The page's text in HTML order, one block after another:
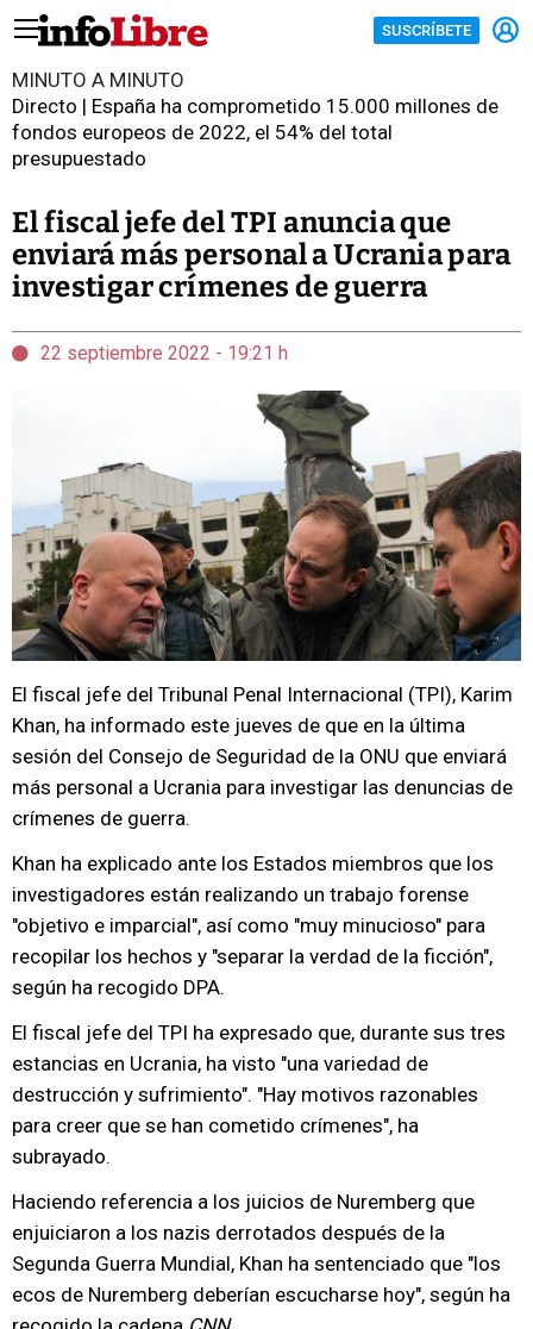
SUSCRÍBETE
MINUTO A MINUTO
Directo | España ha comprometido 15.000 millones de
fondos europeos de 2022, el 54% del total
presupuestado
El fiscal jefe del TPI anuncia que
enviará más personal a Ucrania para
investigar crímenes de guerra
22 septiembre 2022 - 19:21 h
El fiscal jefe del Tribunal Penal Internacional (TPI), Karim
Khan, ha informado este jueves de que en la última
sesión del Consejo de Seguridad de la ONU que enviará
más personal a Ucrania para investigar las denuncias de
crímenes de guerra.
Khan ha explicado ante los Estados miembros que los
investigadores están realizando un trabajo forense
"objetivo e imparcial", así como "muy minucioso" para
recopilar los hechos y "separar la verdad de la ficción",
según ha recogido DPA.
El fiscal jefe del TPI ha expresado que, durante sus tres
estancias en Ucrania, ha visto "una variedad de
destrucción y sufrimiento". "Hay motivos razonables
para creer que se han cometido crímenes", ha
subrayado.
Haciendo referencia a los juicios de Nuremberg que
enjuiciaron a los nazis derrotados después de la
Segunda Guerra Mundial, Khan ha sentenciado que "los
ecos de Nuremberg deberían escucharse hoy", según ha